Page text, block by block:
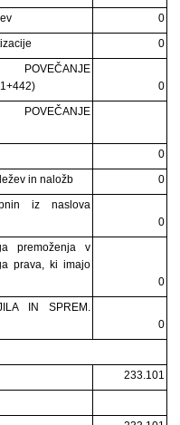
0
0
0
0
in naložb
0
iz naslova
0
premoženja v
prava, ki imajo
0
IN SPREM.
0
233.101